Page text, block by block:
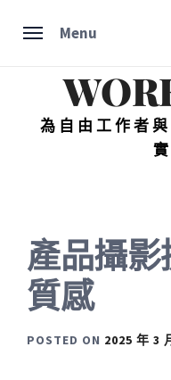
Menu
為自由工作者
產品攝
質感
POSTED ON 2025 年 3